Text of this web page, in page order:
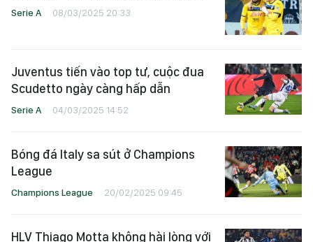
Serie A 08/03/2025 20:33
Juventus tiến vào top tư, cuộc đua
Scudetto ngày càng hấp dẫn
Serie A 04/03/2025 14:52
Bóng đá Italy sa sút ở Champions
League
Champions League 20/02/2025 09:45
HLV Thiago Motta không hài lòng với